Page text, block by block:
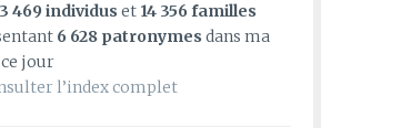
469 individus et 14 356 familles
6 628 patronymes dans ma
ce jour
l’index complet